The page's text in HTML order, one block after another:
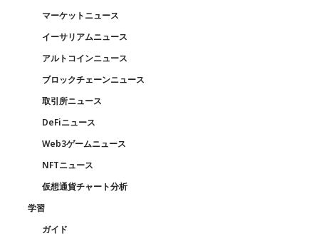
マーケットニュース
イーサリアムニュース
アルトコインニュース
ブロックチェーンニュース
取引所ニュース
DeFiニュース
Web3ゲームニュース
NFTニュース
仮想通貨チャート分析
学習
ガイド